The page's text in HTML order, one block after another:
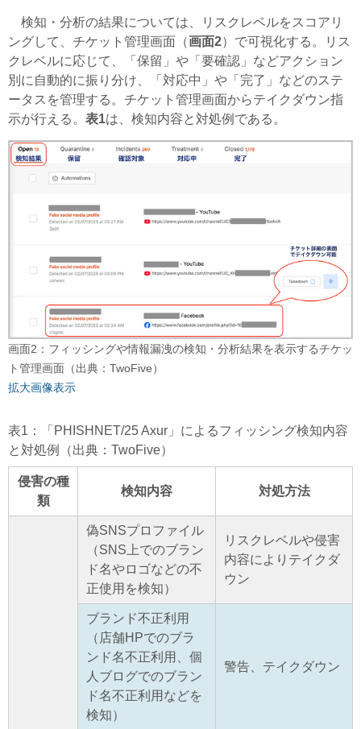
検知・分析の結果については、リスクレベルをスコアリ
ングして、チケット管理画面（画面2）で可視化する。リス
クレベルに応じて、「保留」や「要確認」などアクション
別に自動的に振り分け、「対応中」や「完了」などのステ
ータスを管理する。チケット管理画面からテイクダウン指
示が行える。 表1は、検知内容と対処例である。
画面2：フィッシングや情報漏洩の検知・分析結果を表示するチケッ
ト管理画面（出典：TwoFive）
拡大画像表示
表1：「PHISHNET/25 Axur」によるフィッシング検知内容
と対処例（出典：TwoFive）
侵害の種
類
検知内容 対処方法
偽SNSプロファイル
（SNS上でのブラン
ド名やロゴなどの不
正使用を検知）
リスクレベルや侵害
内容によりテイクダ
ウン
ブランド不正利用
（店舗HPでのブラ
ンド名不正利用、個
人ブログでのブラン
ド名不正利用などを
検知）
警告、テイクダウン